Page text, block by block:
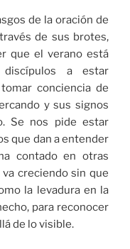
de la oración de
de sus brotes,
que el verano está
a estar
conciencia de
y sus signos
Se nos pide estar
que dan a entender
contado en otras
creciendo sin que
la levadura en la
para reconocer
de lo visible.